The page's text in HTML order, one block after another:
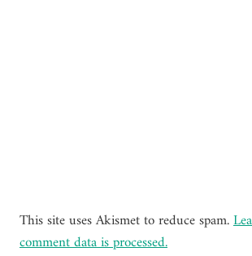
This site uses Akismet to reduce spam.
comment data is processed.